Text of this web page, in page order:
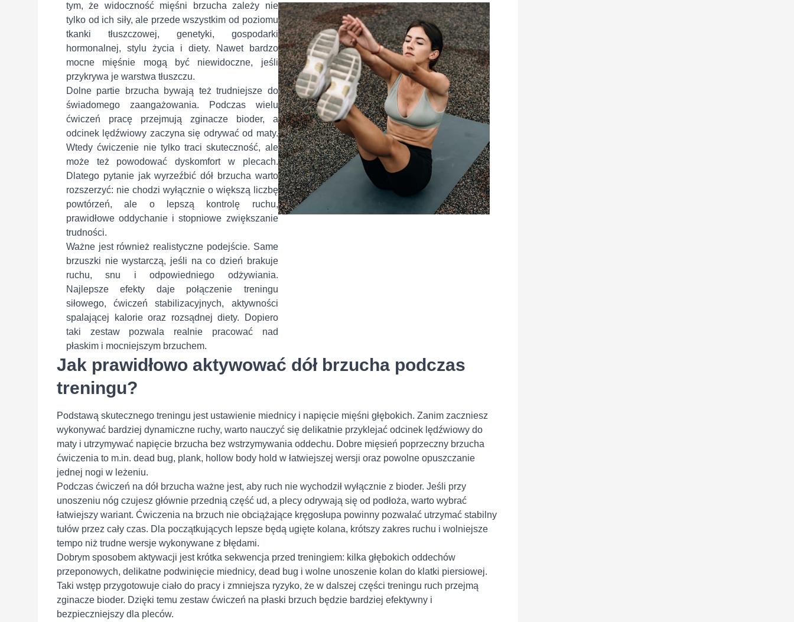
tym, że widoczność mięśni brzucha zależy nie
tylko od ich siły, ale przede wszystkim od poziomu
tkanki tłuszczowej, genetyki, gospodarki
hormonalnej, stylu życia i diety. Nawet bardzo
mocne mięśnie mogą być niewidoczne, jeśli
przykrywa je warstwa tłuszczu.
Dolne partie brzucha bywają też trudniejsze do
świadomego zaangażowania. Podczas wielu
ćwiczeń pracę przejmują zginacze bioder, a
odcinek lędźwiowy zaczyna się odrywać od maty.
Wtedy ćwiczenie nie tylko traci skuteczność, ale
może też powodować dyskomfort w plecach.
Dlatego pytanie jak wyrzeźbić dół brzucha warto
rozszerzyć: nie chodzi wyłącznie o większą liczbę
powtórzeń, ale o lepszą kontrolę ruchu,
prawidłowe oddychanie i stopniowe zwiększanie
trudności.
Ważne jest również realistyczne podejście. Same
brzuszki nie wystarczą, jeśli na co dzień brakuje
ruchu, snu i odpowiedniego odżywiania.
Najlepsze efekty daje połączenie treningu
siłowego, ćwiczeń stabilizacyjnych, aktywności
spalającej kalorie oraz rozsądnej diety. Dopiero
taki zestaw pozwala realnie pracować nad
płaskim i mocniejszym brzuchem.
Jak prawidłowo aktywować dół brzucha podczas
treningu?
Podstawą skutecznego treningu jest ustawienie miednicy i napięcie mięśni głębokich. Zanim zaczniesz
wykonywać bardziej dynamiczne ruchy, warto nauczyć się delikatnie przyklejać odcinek lędźwiowy do
maty i utrzymywać napięcie brzucha bez wstrzymywania oddechu. Dobre mięsień poprzeczny brzucha
ćwiczenia to m.in. dead bug, plank, hollow body hold w łatwiejszej wersji oraz powolne opuszczanie
jednej nogi w leżeniu.
Podczas ćwiczeń na dół brzucha ważne jest, aby ruch nie wychodził wyłącznie z bioder. Jeśli przy
unoszeniu nóg czujesz głównie przednią część ud, a plecy odrywają się od podłoża, warto wybrać
łatwiejszy wariant. Ćwiczenia na brzuch nie obciążające kręgosłupa powinny pozwalać utrzymać stabilny
tułów przez cały czas. Dla początkujących lepsze będą ugięte kolana, krótszy zakres ruchu i wolniejsze
tempo niż trudne wersje wykonywane z błędami.
Dobrym sposobem aktywacji jest krótka sekwencja przed treningiem: kilka głębokich oddechów
przeponowych, delikatne podwinięcie miednicy, dead bug i wolne unoszenie kolan do klatki piersiowej.
Taki wstęp przygotowuje ciało do pracy i zmniejsza ryzyko, że w dalszej części treningu ruch przejmą
zginacze bioder. Dzięki temu zestaw ćwiczeń na płaski brzuch będzie bardziej efektywny i
bezpieczniejszy dla pleców.